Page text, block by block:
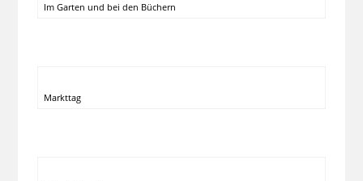
Im Garten und bei den Büchern
Markttag